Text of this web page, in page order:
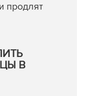
продлят
В